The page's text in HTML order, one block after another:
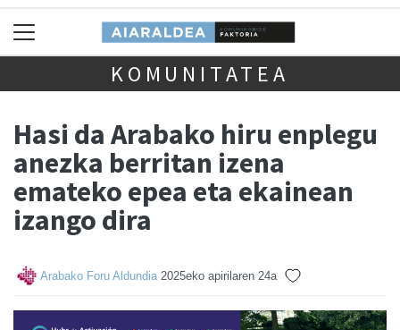
KOMUNITATEA
Hasi da Arabako hiru enplegu
anezka berritan izena
emateko epea eta ekainean
izango dira
Arabako Foru Aldundia 2025eko apirilaren 24a